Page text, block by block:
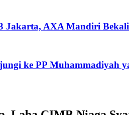
Jakarta, AXA Mandiri
ke PP Muhammadiyah